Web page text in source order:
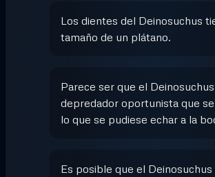
Los dientes del Deinosuchus
tamaño de un plátano.
Parece ser que el
depredador oportunista que
lo que se pudiese echar a la
Es posible que el Deinosuchus